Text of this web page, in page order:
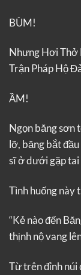
BÙM!
Nhưng Hơi Thở
Trận Pháp Hộ
ẦM!
Ngọn băng sơn
lỡ, băng bắt
sĩ ở dưới gặp
Tình huống này
“Kẻ nào đến
thịnh nộ vang
Từ trên đỉnh núi